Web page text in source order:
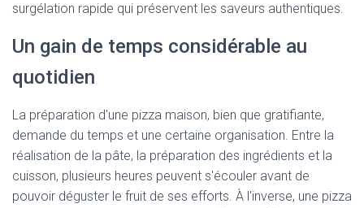
surgélation rapide qui préservent les saveurs authentiques.
Un gain de temps considérable au
quotidien
La préparation d'une pizza maison, bien que gratifiante,
demande du temps et une certaine organisation. Entre la
réalisation de la pâte, la préparation des ingrédients et la
cuisson, plusieurs heures peuvent s'écouler avant de
pouvoir déguster le fruit de ses efforts. À l'inverse, une pizza